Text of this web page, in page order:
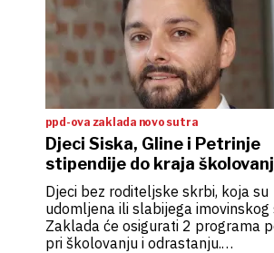
ppd-ova zaklada novo sutra
Djeci Siska, Gline i Petrinje
stipendije do kraja
Djeci bez roditeljske skrbi, koja su
udomljena ili slabijega imovinskog
Zaklada će osigurati 2 programa
pri školovanju i odrastanju.